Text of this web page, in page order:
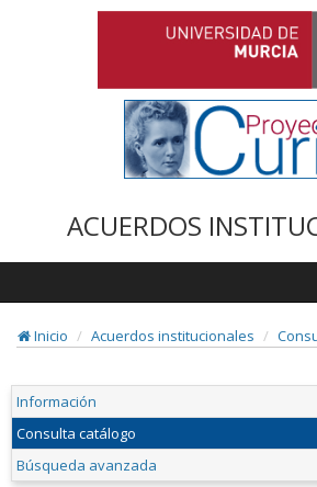
ACUERDOS
Inicio
Acuerdos institucionales
Información
Consulta catálogo
Búsqueda avanzada